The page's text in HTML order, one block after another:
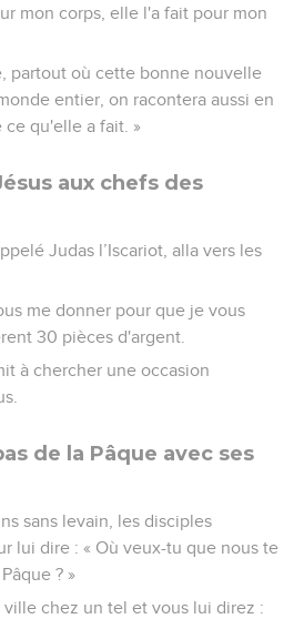
mon corps, elle l'a fait pour mon
partout où cette bonne nouvelle
entier, on racontera aussi en
qu'elle a fait. »
aux chefs des
Judas l’Iscariot, alla vers les
me donner pour que je vous
30 pièces d'argent.
à chercher une occasion
de la Pâque avec ses
sans levain, les disciples
lui dire : « Où veux-tu que nous te
? »
ville chez un tel et vous lui direz :